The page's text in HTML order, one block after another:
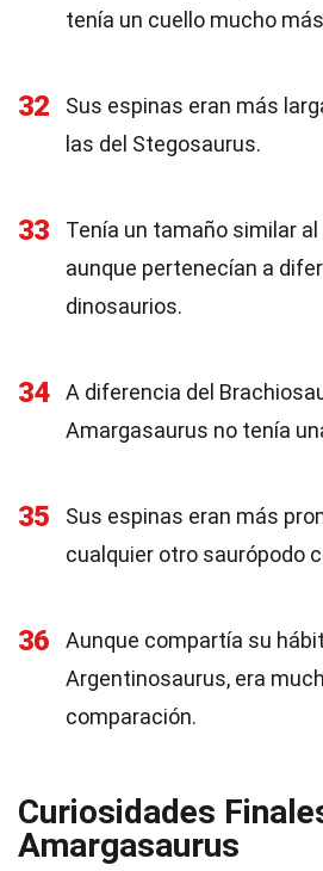
tenía un cuello mucho
32
Sus espinas eran más
las del Stegosaurus.
33
Tenía un tamaño similar al
aunque pertenecían a
dinosaurios.
34
A diferencia del
Amargasaurus no tenía
35
Sus espinas eran más
cualquier otro saurópodo
36
Aunque compartía su
Argentinosaurus, era
comparación.
Curiosidades
Amargasaurus